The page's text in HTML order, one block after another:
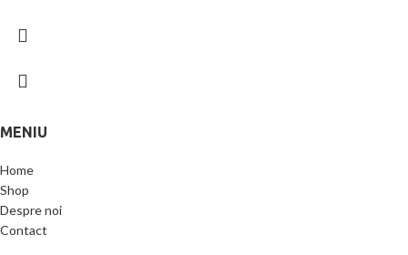
MENIU
Home
Shop
Despre noi
Contact